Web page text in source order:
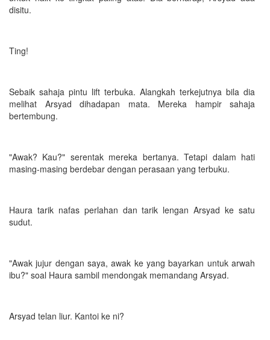
disitu.
Ting!
Sebaik sahaja pintu lift terbuka. Alangkah terkejutnya bila dia
melihat Arsyad dihadapan mata. Mereka hampir sahaja
bertembung.
"Awak? Kau?" serentak mereka bertanya. Tetapi dalam hati
masing-masing berdebar dengan perasaan yang terbuku.
Haura tarik nafas perlahan dan tarik lengan Arsyad ke satu
sudut.
"Awak jujur dengan saya, awak ke yang bayarkan untuk arwah
ibu?" soal Haura sambil mendongak memandang Arsyad.
Arsyad telan liur. Kantoi ke ni?